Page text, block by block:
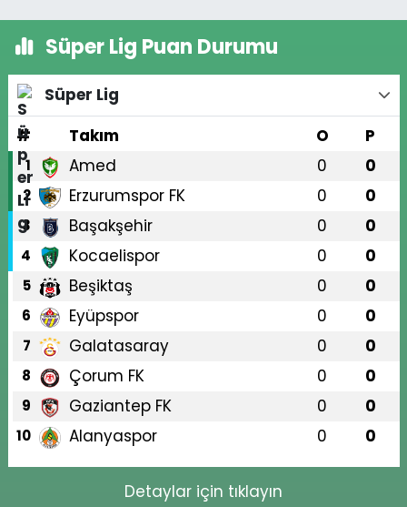
Süper Lig Puan Durumu
Süper Lig
#
Takım O P
1 Amed 0 0
2 Erzurumspor FK 0 0
3 Başakşehir 0 0
4 Kocaelispor 0 0
5 Beşiktaş 0 0
6 Eyüpspor 0 0
7 Galatasaray 0 0
8 Çorum FK 0 0
9 Gaziantep FK 0 0
10 Alanyaspor 0 0
Detaylar için tıklayın